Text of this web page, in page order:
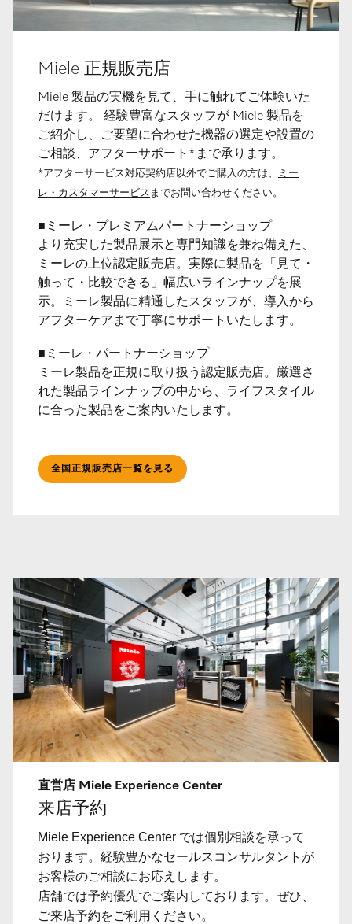
Miele 正規販売店
Miele 製品の実機を見て、手に触れてご体験いた
だけます。 経験豊富なスタッフが Miele 製品を
ご紹介し、ご要望に合わせた機器の選定や設置の
ご相談、アフターサポート*まで承ります。
*アフターサービス対応契約店以外でご購入の方は、
ミー
レ・カスタマーサービス までお問い合わせください。
■ミーレ・プレミアムパートナーショップ
より充実した製品展示と専門知識を兼ね備えた、
ミーレの上位認定販売店。実際に製品を「見て・
触って・比較できる」幅広いラインナップを展
示。ミーレ製品に精通したスタッフが、導入から
アフターケアまで丁寧にサポートいたします。
■ミーレ・パートナーショップ
ミーレ製品を正規に取り扱う認定販売店。厳選さ
れた製品ラインナップの中から、ライフスタイル
に合った製品をご案内いたします。
全国正規販売店一覧を見る
直営店 Miele Experience Center
来店予約
Miele Experience Center では個別相談を承って
おります。経験豊かなセールスコンサルタントが
お客様のご相談にお応えします。
店舗では予約優先でご案内しております。ぜひ、
ご来店予約をご利用ください。